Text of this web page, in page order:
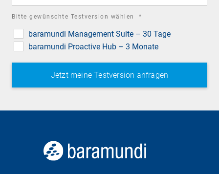
Bitte gewünschte Testversion wählen *
baramundi Management Suite – 30 Tage
baramundi Proactive Hub – 3 Monate